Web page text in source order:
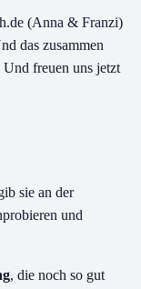
(Anna & Franzi)
das zusammen
freuen uns jetzt
sie an der
und
, die noch so gut